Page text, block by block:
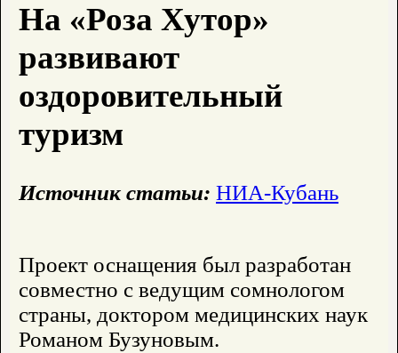
На «Роза Хутор»
развивают
оздоровительный
туризм
Источник статьи: НИА-Кубань
Проект оснащения был разработан
совместно с ведущим сомнологом
страны, доктором медицинских наук
Романом Бузуновым.